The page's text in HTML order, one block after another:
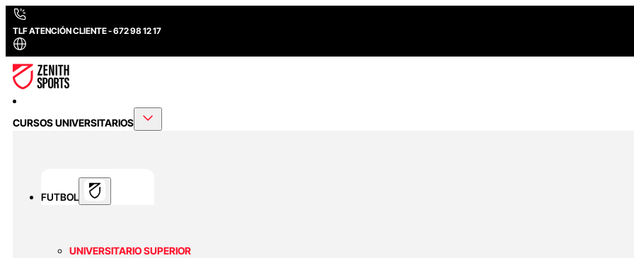
TLF ATENCIÓN CLIENTE - 672 98 12 17
CURSOS UNIVERSITARIOS
FUTBOL
UNIVERSITARIO SUPERIOR